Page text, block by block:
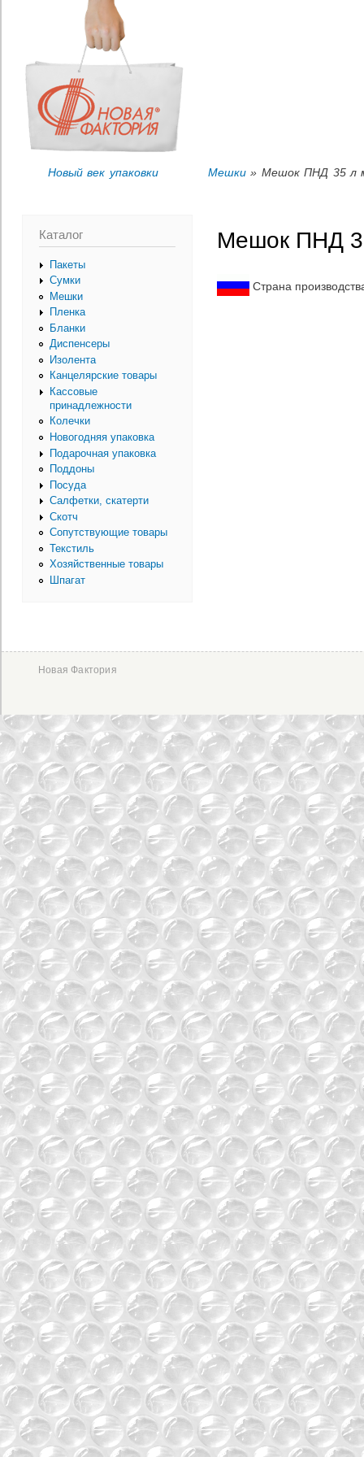
Новый век упаковки Мешки » Мешок ПНД 35 л
Каталог
Пакеты
Сумки
Мешки
Пленка
Бланки
Диспенсеры
Изолента
Канцелярские товары
Кассовые
принадлежности
Колечки
Новогодняя упаковка
Подарочная упаковка
Поддоны
Посуда
Салфетки, скатерти
Скотч
Сопутствующие товары
Текстиль
Хозяйственные товары
Шпагат
Мешок ПНД
Страна
Новая Фактория